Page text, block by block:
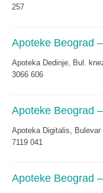
257
Apoteke Beograd
Apoteka Dedinje, Bul.
3066 606
Apoteke Beograd
Apoteka Digitalis, Bulevar
7119 041
Apoteke Beograd